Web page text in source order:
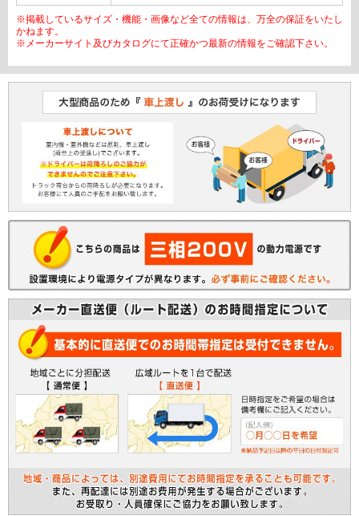
※掲載しているサイズ・機能・画像など全ての情報は、万全の保証をいたし
かねます。
※メーカーサイト及びカタログにて正確かつ最新の情報をご確認下さい。